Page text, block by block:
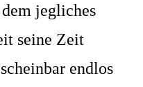
jegliches
seine Zeit
endlos